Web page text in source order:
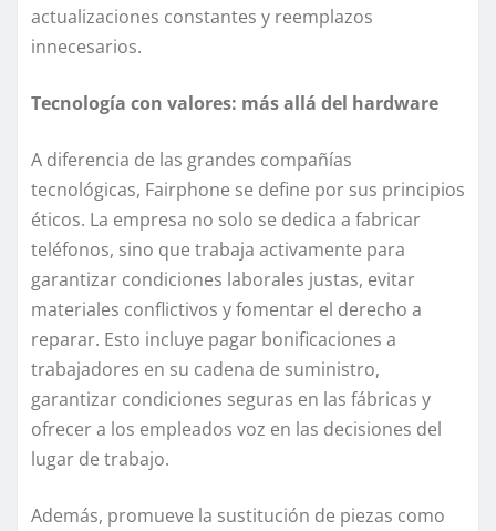
actualizaciones constantes y reemplazos
innecesarios.
Tecnología con valores: más allá del hardware
A diferencia de las grandes compañías
tecnológicas, Fairphone se define por sus principios
éticos. La empresa no solo se dedica a fabricar
teléfonos, sino que trabaja activamente para
garantizar condiciones laborales justas, evitar
materiales conflictivos y fomentar el derecho a
reparar. Esto incluye pagar bonificaciones a
trabajadores en su cadena de suministro,
garantizar condiciones seguras en las fábricas y
ofrecer a los empleados voz en las decisiones del
lugar de trabajo.
Además, promueve la sustitución de piezas como